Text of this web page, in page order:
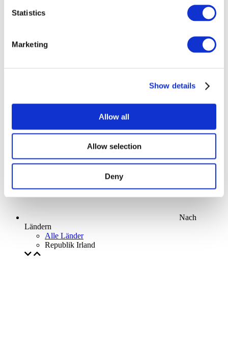
Statistics
Marketing
Show details
Allow all
Allow selection
Deny
Ohne Subgenre
Anwenden
Nach
Ländern
Alle Länder
Republik Irland